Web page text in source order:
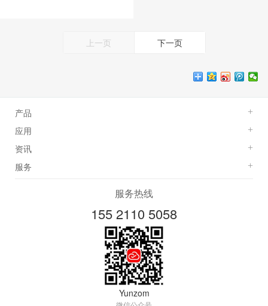
上一页 下一页
产品 +
应用 +
资讯 +
服务 +
服务热线
155 2110 5058
Yunzom